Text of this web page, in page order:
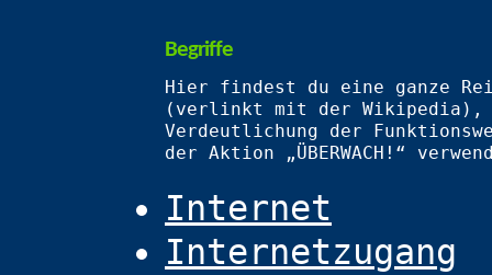
Begriffe
Hier findest du eine ganze
(verlinkt mit der Wikipedia),
Verdeutlichung der
der Aktion „ÜBERWACH!“
Internet
Internetzugang